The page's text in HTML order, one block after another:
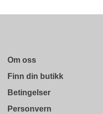
Om oss
Finn din butikk
Betingelser
Personvern